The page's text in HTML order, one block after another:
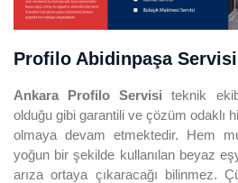
Profilo Abidinpaşa Servisi
Ankara Profilo Servisiteknik
olduğu gibi garantili ve çözüm odaklı
olmaya devam etmektedir. Hem
yoğun bir şekilde kullanılan beyaz
arıza ortaya çıkaracağı bilinmez.